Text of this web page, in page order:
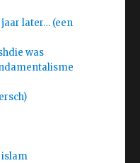
later… (een
was
islam